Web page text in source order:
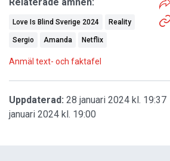
Relaterade ämnen:
Love Is Blind Sverige 2024 Reality
Sergio Amanda Netflix
Anmäl text- och faktafel
Uppdaterad: 28 januari 2024 kl. 19:37
januari 2024 kl. 19:00